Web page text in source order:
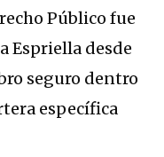
Público fue
Espriella desde
seguro dentro
específica